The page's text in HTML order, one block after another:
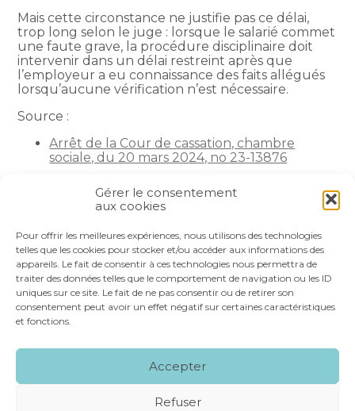
Gérer le consentement
aux cookies
Pour offrir les meilleures expériences, nous utilisons des technologies
telles que les cookies pour stocker et/ou accéder aux informations des
appareils. Le fait de consentir à ces technologies nous permettra de
traiter des données telles que le comportement de navigation ou les ID
uniques sur ce site. Le fait de ne pas consentir ou de retirer son
consentement peut avoir un effet négatif sur certaines caractéristiques
et fonctions.
Accepter
Refuser
Mais cette circonstance ne justifie pas ce délai,
trop long selon le juge : lorsque le salarié commet
une faute grave, la procédure disciplinaire doit
intervenir dans un délai restreint après que
l’employeur a eu connaissance des faits allégués
lorsqu’aucune vérification n’est nécessaire.
Source :
Arrêt de la Cour de cassation, chambre
sociale, du 20 mars 2024, no 23-13876
La petite histoire du jour
FaceBook
TwitterLinkedIn
NOS SERVICES
NOS SPÉCIALITÉS
RECRUTEMENT CONTACT